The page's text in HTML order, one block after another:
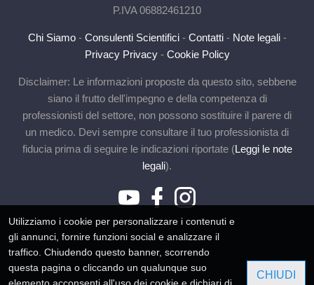
Utilizziamo i cookie per personalizzare i contenuti e
gli annunci, fornire funzioni social e analizzare il
traffico. Chiudendo questo banner, scorrendo
questa pagina o cliccando un qualunque suo
CHIUDI
P.IVA 06882461210
Chi Siamo- Consulenti Scientifici- Contatti- Note legali-
Privacy Privacy- Cookie Policy
Disclaimer: Le informazioni proposte da questo sito, sebbene
siano il frutto dell'impegno e della competenza di
professionisti del settore, non possono sostituire il parere di
un medico. Devi sempre consultare il tuo professionista di
fiducia prima di seguire le indicazioni riportate (Leggi le note
legali).